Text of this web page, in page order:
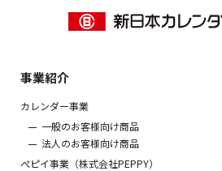
事業紹介
カレンダー事業
一般のお客様向け商品
法人のお客様向け商品
ぺピイ事業（株式会社PEPPY）